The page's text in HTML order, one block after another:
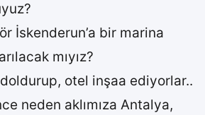
İskenderun’a bir marina
mıyız?
otel inşaa ediyorlar..
neden aklımıza Antalya,